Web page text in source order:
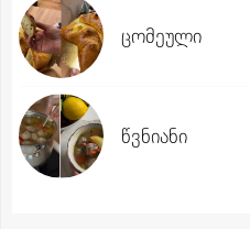
ცომეული
წვნიანი